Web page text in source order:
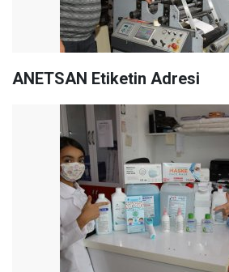
ANETSAN Etiketin Adresi